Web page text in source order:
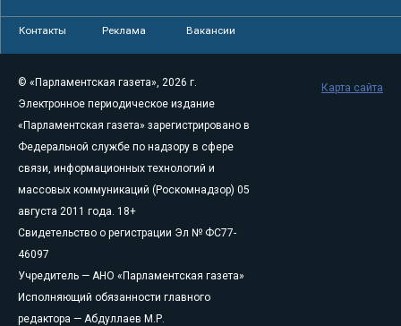
Контакты Реклама Вакансии
© «Парламентская газета», 2026 г.
Электронное периодическое издание
«Парламентская газета» зарегистрировано в
Федеральной службе по надзору в сфере
связи, информационных технологий и
массовых коммуникаций (Роскомнадзор) 05
августа 2011 года. 18+
Свидетельство о регистрации Эл № ФС77-
46097
Учредитель — АНО «Парламентская газета»
Исполняющий обязанности главного
редактора — Абдуллаев М.Р.
Карта сайта